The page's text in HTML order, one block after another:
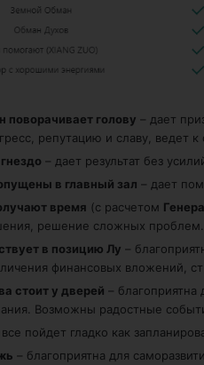
поворачивает голову – дает
репутацию и славу, ведет к
– дает результат без
в главный зал – дает
время (с расчетом
решение сложных проблем.
в позицию Лу –
финансовых вложений,
стоит у дверей –
Возможны радостные
пойдет гладко как
– благоприятна для